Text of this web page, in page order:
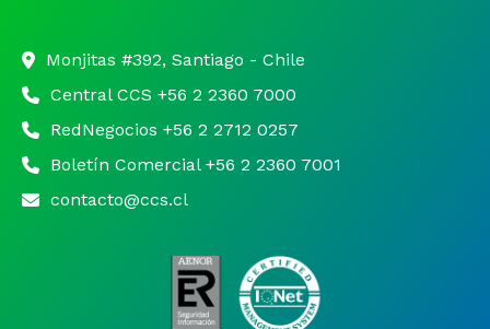
Monjitas #392, Santiago - Chile
Central CCS +56 2 2360 7000
RedNegocios +56 2 2712 0257
Boletín Comercial +56 2 2360 7001
contacto@ccs.cl